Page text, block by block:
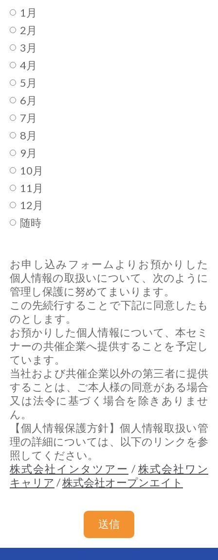
1月
2月
3月
4月
5月
6月
7月
8月
9月
10月
11月
12月
随時
お申し込みフォームよりお預かりした
個人情報の取扱いについて、次のように
管理し保護に努めてまいります。
この先続行することで下記に同意したも
のとします。
お預かりした個人情報について、本セミ
ナーの共催企業へ提供することを予定し
ています。
当社および共催企業以外の第三者に提供
することは、ご本人様の同意がある場合
又は法令に基づく場合を除きありませ
ん。
【個人情報保護方針】個人情報取扱い管
理の詳細については、以下のリンクを参
照してください。
株式会社インタツアー / 株式会社ワン
キャリア /株式会社オープンエイト